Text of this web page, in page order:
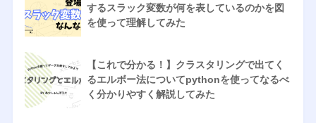
するスラック変数が何を表しているのかを図
を使って理解してみた
【これで分かる！】クラスタリングで出てく
るエルボー法についてpythonを使ってなるべ
く分かりやすく解説してみた